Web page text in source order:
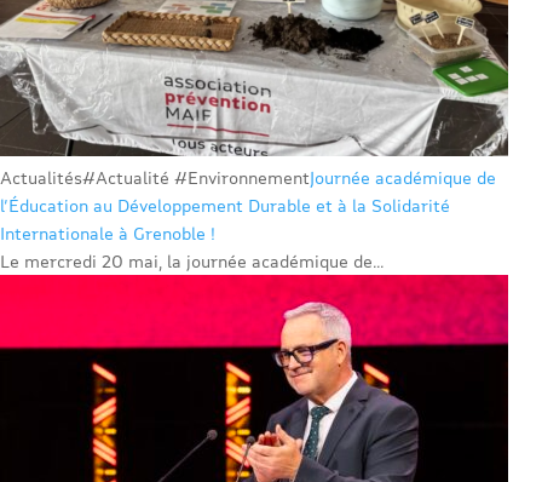
Actualités#Actualité #EnvironnementJournée académique de
l’Éducation au Développement Durable et à la Solidarité
Internationale à Grenoble !
Le mercredi 20 mai, la journée académique de...